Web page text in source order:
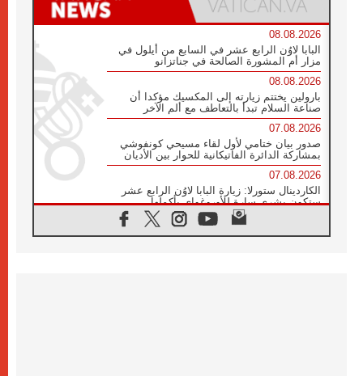
08.08.2026
البابا لاوُن الرابع عشر في السابع من أيلول في
مزار أم المشورة الصالحة في جناتزانو
08.08.2026
بارولين يختتم زيارته إلى المكسيك مؤكدا أن
صناعة السلام تبدأ بالتعاطف مع ألم الآخر
07.08.2026
صدور بيان ختامي لأول لقاء مسيحي كونفوشي
بمشاركة الدائرة الفاتيكانية للحوار بين الأديان
07.08.2026
الكاردينال ستورلا: زيارة البابا لاوُن الرابع عشر
ستكون بشرى سارة للأوروغواي بأكملها
الفاتيكان يعلن برنامج الزيارة الرسولية للبابا لاوُن